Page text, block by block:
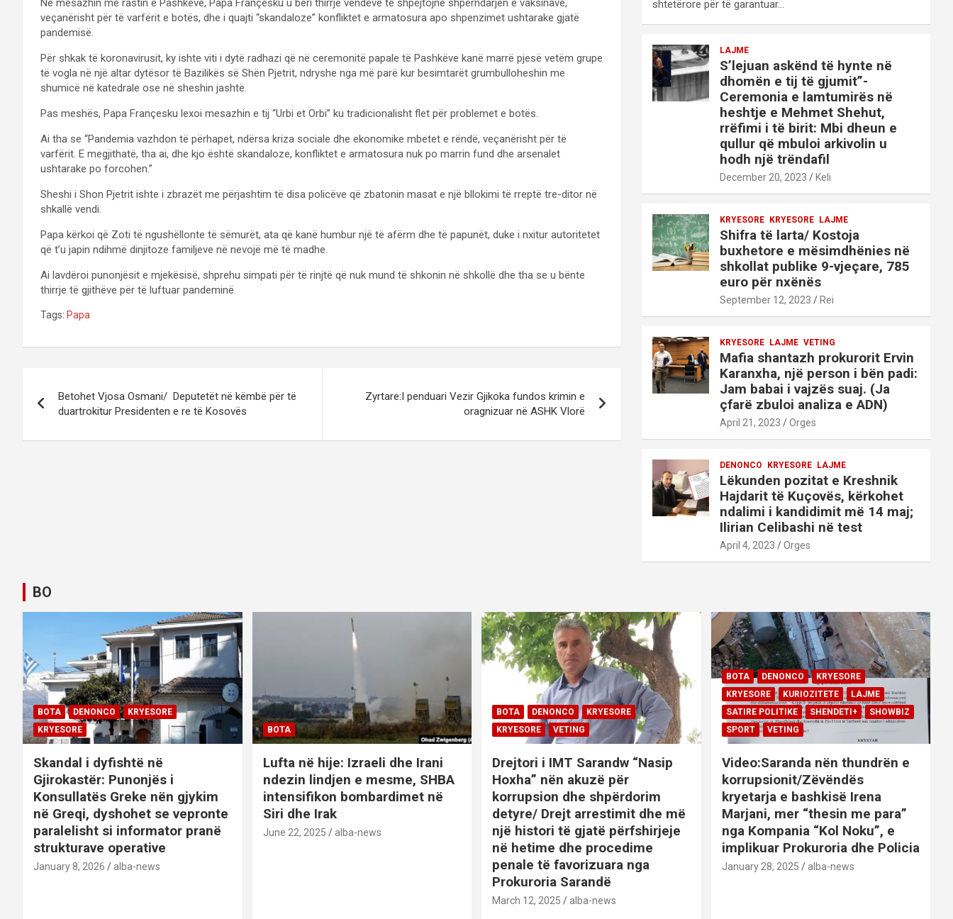
Në mesazhin me rastin e Pashkëve, Papa Françesku u bëri thirrje vendeve të shpejtojnë shpërndarjen e vaksinave,
veçanërisht për të varfërit e botës, dhe i quajti “skandaloze” konfliktet e armatosura apo shpenzimet ushtarake gjatë
pandemisë.
Për shkak të koronavirusit, ky ishte viti i dytë radhazi që në ceremonitë papale të Pashkëve kanë marrë pjesë vetëm grupe
të vogla në një altar dytësor të Bazilikës së Shën Pjetrit, ndryshe nga më parë kur besimtarët grumbulloheshin me
shumicë në katedrale ose në sheshin jashtë.
Pas meshës, Papa Françesku lexoi mesazhin e tij “Urbi et Orbi” ku tradicionalisht flet për problemet e botës.
Ai tha se “Pandemia vazhdon të përhapet, ndërsa kriza sociale dhe ekonomike mbetet e rëndë, veçanërisht për të
varfërit. E megjithatë, tha ai, dhe kjo është skandaloze, konfliktet e armatosura nuk po marrin fund dhe arsenalet
ushtarake po forcohen.”
Sheshi i Shon Pjetrit ishte i zbrazët me përjashtim të disa policëve që zbatonin masat e një bllokimi të rreptë tre-ditor në
shkallë vendi.
Papa kërkoi që Zoti të ngushëllonte të sëmurët, ata që kanë humbur një të afërm dhe të papunët, duke i nxitur autoritetet
që t’u japin ndihmë dinjitoze familjeve në nevojë më të madhe.
Ai lavdëroi punonjësit e mjekësisë, shprehu simpati për të rinjtë që nuk mund të shkonin në shkollë dhe tha se u bënte
thirrje të gjithëve për të luftuar pandeminë.
Tags: Papa
s
i
g
a
t
i
o
n
Betohet Vjosa Osmani/ Deputetët në këmbë për të
duartrokitur Presidenten e re të Kosovës
Zyrtare:I penduari Vezir Gjikoka fundos krimin e
oragnizuar në ASHK Vlorë
shtetërore për të garantuar…
LAJME
S’lejuan askënd të hynte në
dhomën e tij të gjumit”-
Ceremonia e lamtumirës në
heshtje e Mehmet Shehut,
rrëfimi i të birit: Mbi dheun e
qullur që mbuloi arkivolin u
hodh një trëndafil
December 20, 2023 Keli
KRYESORE KRYESORE LAJME
Shifra të larta/ Kostoja
buxhetore e mësimdhënies në
shkollat publike 9-vjeçare, 785
euro për nxënës
September 12, 2023 Rei
KRYESORE LAJME VETING
Mafia shantazh prokurorit Ervin
Karanxha, një person i bën padi:
Jam babai i vajzës suaj. (Ja
çfarë zbuloi analiza e ADN)
April 21, 2023 Orges
DENONCO KRYESORE LAJME
Lëkunden pozitat e Kreshnik
Hajdarit të Kuçovës, kërkohet
ndalimi i kandidimit më 14 maj;
Ilirian Celibashi në test
April 4, 2023 Orges
BO
BOTA DENONCO
KRYESORE
KRYESORE
Skandal i dyfishtë në
Gjirokastër: Punonjës i
Konsullatës Greke nën gjykim
në Greqi, dyshohet se vepronte
paralelisht si informator pranë
strukturave operative
January 8, 2026 alba-news
BOTA
Lufta në hije: Izraeli dhe Irani
ndezin lindjen e mesme, SHBA
intensifikon bombardimet në
Siri dhe Irak
June 22, 2025 alba-news
BOTA DENONCO
KRYESORE
KRYESORE
VETING
Drejtori i IMT Sarandw “Nasip
Hoxha” nën akuzë për
korrupsion dhe shpërdorim
detyre/ Drejt arrestimit dhe më
një histori të gjatë përfshirjeje
në hetime dhe procedime
penale të favorizuara nga
Prokuroria Sarandë
March 12, 2025 alba-news
BOTA DENONCO
KRYESORE
KRYESORE
KURIOZITETE
LAJME
SATIRE POLITIKE
SHENDETI+
SHOWBIZ
SPORT
VETING
Video:Saranda nën thundrën e
korrupsionit/Zëvëndës
kryetarja e bashkisë Irena
Marjani, mer “thesin me para”
nga Kompania “Kol Noku”, e
implikuar Prokuroria dhe Policia
January 28, 2025 alba-news
BOTA DENONCO
KRYESORE